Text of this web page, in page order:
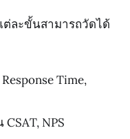
ต่ละขั้นสามารถวัดได้
Time,
CSAT, NPS